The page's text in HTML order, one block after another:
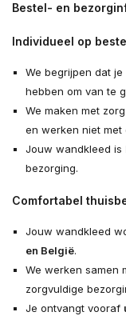
Bestel- en
Individueel op
We begrijpen dat
hebben om van te
We maken met zorg
en werken niet met
Jouw wandkleed is
bezorging.
Comfortabel
Jouw wandkleed
en België.
We werken samen
zorgvuldige
Je ontvangt vooraf